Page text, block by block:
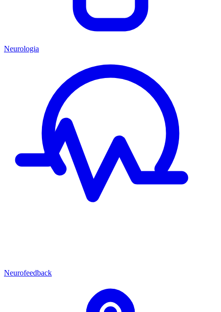
Neurologia
Neurofeedback